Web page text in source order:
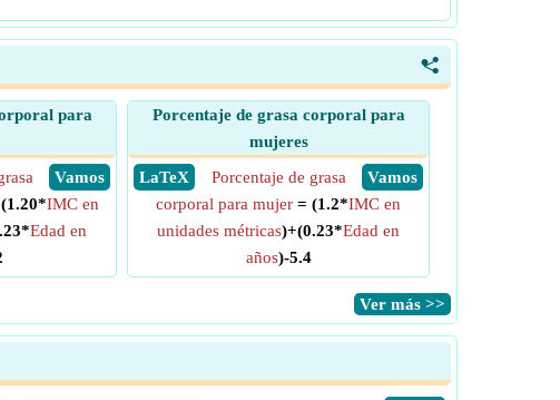
<
para
​ Vamos
IMC en
Edad en
Porcentaje de grasa corporal para
mujeres
​ LaTeX
​ Vamos
Porcentaje de grasa
corporal para mujer = (1.2*IMC en
unidades métricas)+(0.23*Edad en
años)-5.4
​Ver más >>